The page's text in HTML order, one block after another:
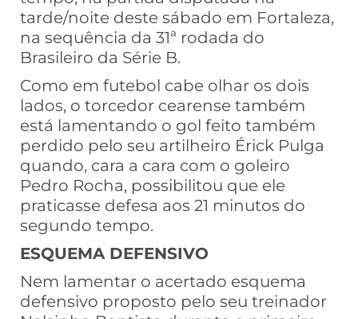
tarde/noite deste sábado em Fortaleza,
na sequência da 31ª rodada do
Brasileiro da Série B.
Como em futebol cabe olhar os dois
lados, o torcedor cearense também
está lamentando o gol feito também
perdido pelo seu artilheiro Érick Pulga
quando, cara a cara com o goleiro
Pedro Rocha, possibilitou que ele
praticasse defesa aos 21 minutos do
segundo tempo.
ESQUEMA DEFENSIVO
Nem lamentar o acertado esquema
defensivo proposto pelo seu treinador